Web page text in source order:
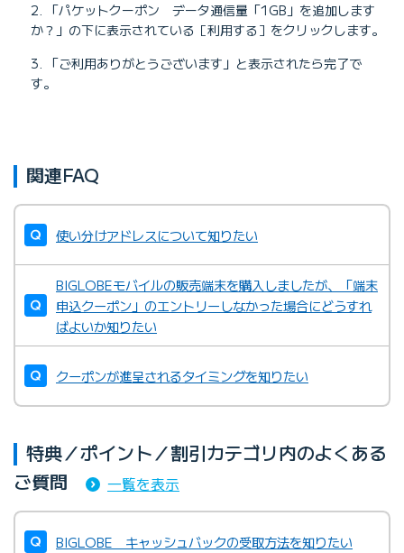
「パケットクーポン データ通信量「1GB」を追加します
か？」の下に表示されている［利用する］をクリックします。
「ご利用ありがとうございます」と表示されたら完了で
す。
関連FAQ
使い分けアドレスについて知りたい
BIGLOBEモバイルの販売端末を購入しましたが、「端末
申込クーポン」のエントリーしなかった場合にどうすれ
ばよいか知りたい
クーポンが進呈されるタイミングを知りたい
特典／ポイント／割引カテゴリ内のよくある
ご質問
一覧を表示
BIGLOBE キャッシュバックの受取方法を知りたい